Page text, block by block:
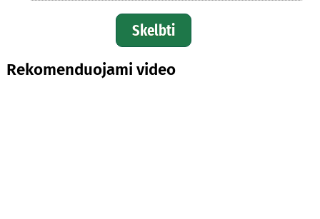
Skelbti
Rekomenduojami video